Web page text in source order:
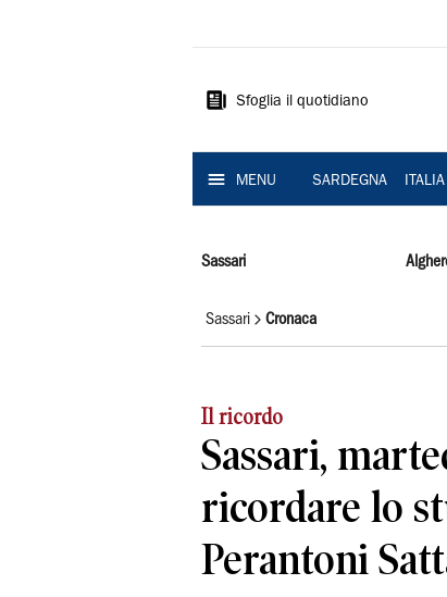
Sardegna
Sfoglia il quotidiano
MENU SARDEGNA
Sassari
Sassari Cronaca
Il ricordo
Sassari,
ricordare lo
Perantoni